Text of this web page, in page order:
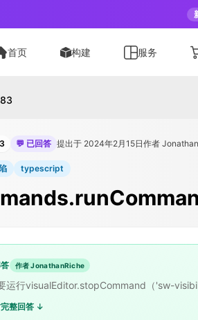
首页 构建 服务
💬 已回答 提出于 2024年2月15日作者
typescript
作者 JonathanRiche
运行visualEditor.stopCommand（'sw-
整回答 ↓